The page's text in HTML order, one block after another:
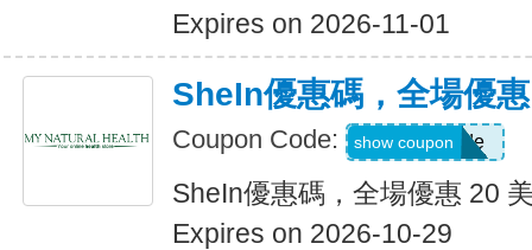
Expires on 2026-11-01
SheIn優惠碼，全場優
Coupon Code: Show Code
show coupon
SheIn優惠碼，全場優惠 20
Expires on 2026-10-29